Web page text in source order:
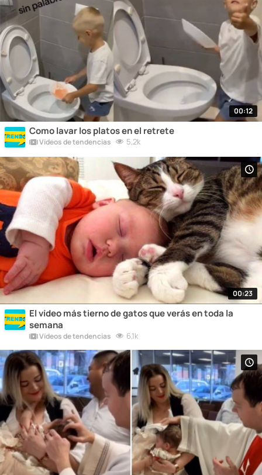
00:12
Como lavar los platos en el retrete
Vídeos de tendencias 5,2k
00:23
El vídeo más tierno de gatos que verás en toda la
semana
Vídeos de tendencias 6,1k